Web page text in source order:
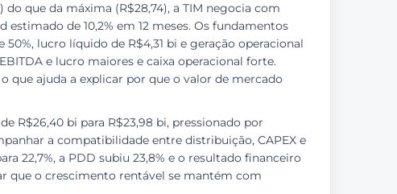
que da máxima (R$28,74), a TIM negocia com
estimado de 10,2% em 12 meses. Os fundamentos
lucro líquido de R$4,31 bi e geração operacional
e lucro maiores e caixa operacional forte.
que ajuda a explicar por que o valor de mercado
R$26,40 bi para R$23,98 bi, pressionado por
a compatibilidade entre distribuição, CAPEX e
22,7%, a PDD subiu 23,8% e o resultado financeiro
que o crescimento rentável se mantém com